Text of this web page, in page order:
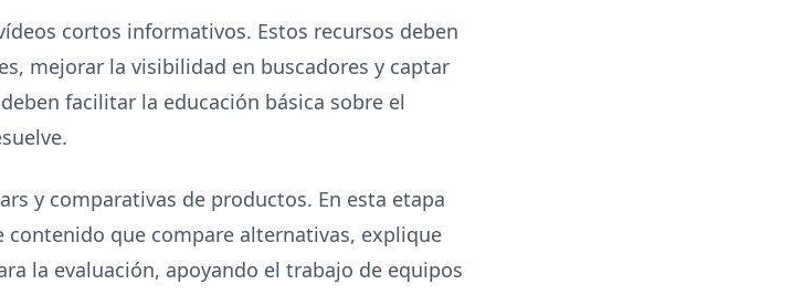
cortos informativos. Estos recursos deben
mejorar la visibilidad en buscadores y captar
facilitar la educación básica sobre el
y comparativas de productos. En esta etapa
que compare alternativas, explique
la evaluación, apoyando el trabajo de equipos